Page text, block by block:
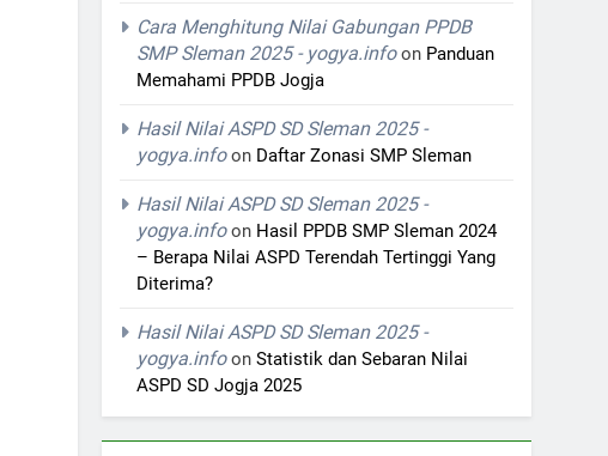
Cara Menghitung Nilai Gabungan PPDB
SMP Sleman 2025 - yogya.infoon Panduan
Memahami PPDB Jogja
Hasil Nilai ASPD SD Sleman 2025 -
yogya.infoon Daftar Zonasi SMP Sleman
Hasil Nilai ASPD SD Sleman 2025 -
yogya.infoon Hasil PPDB SMP Sleman 2024
– Berapa Nilai ASPD Terendah Tertinggi Yang
Diterima?
Hasil Nilai ASPD SD Sleman 2025 -
yogya.infoonStatistik dan Sebaran Nilai
ASPD SD Jogja 2025